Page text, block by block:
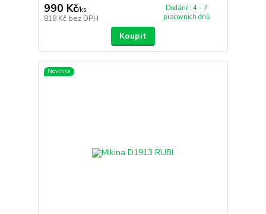
990 Kč/ks
818 Kč bez DPH
Dodání : 4 - 7
pracovních dnů
Koupit
Novinka